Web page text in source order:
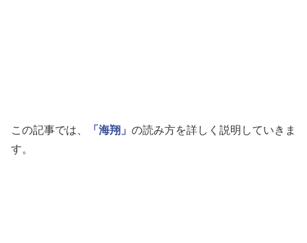
この記事では、 「海翔」 の読み方を詳しく説明していきま
す。